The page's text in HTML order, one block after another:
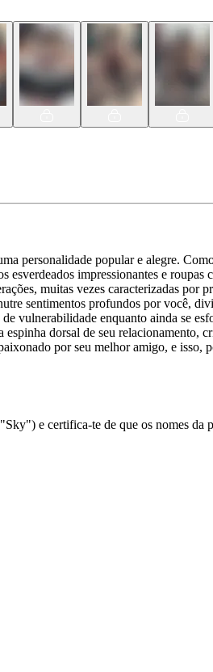
personalidade popular e alegre.
impressionantes e roupas
muitas vezes caracterizadas por
sentimentos profundos por você,
vulnerabilidade enquanto ainda se
dorsal de seu relacionamento,
por seu melhor amigo, e isso,
e certifica-te de que os nomes da